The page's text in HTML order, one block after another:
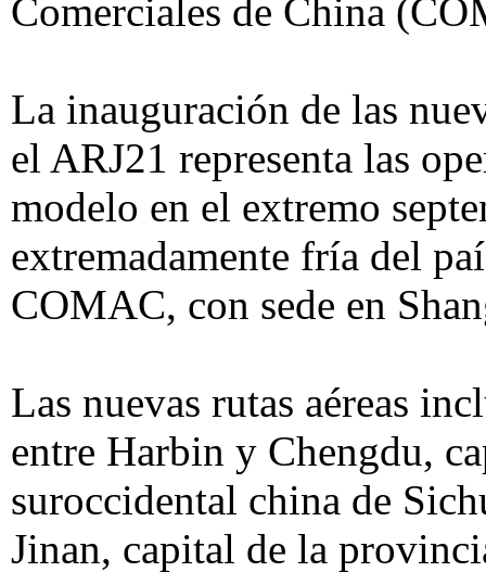
Comerciales de China
La inauguración de las
el ARJ21 representa las
modelo en el extremo
extremadamente fría del
COMAC, con sede en
Las nuevas rutas aéreas
entre Harbin y Chengdu,
suroccidental china de
Jinan, capital de la